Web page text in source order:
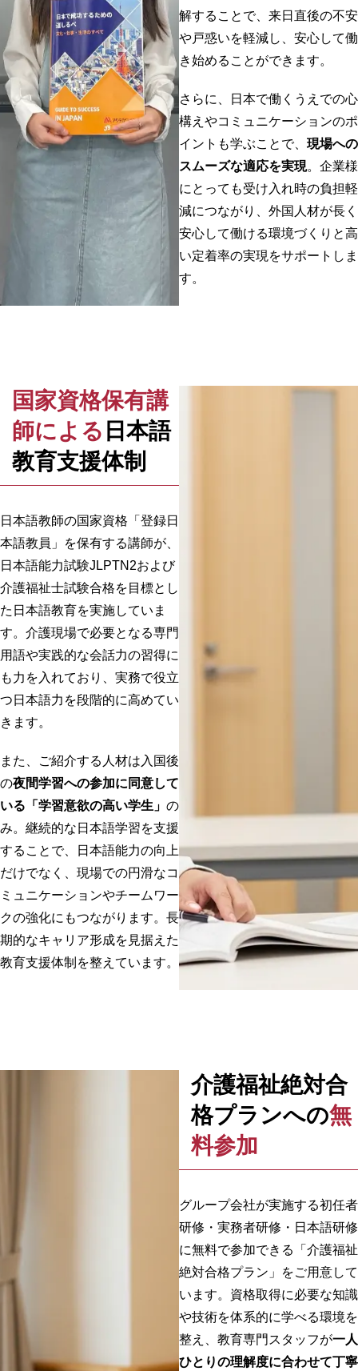
解することで、来日直後の不安
や戸惑いを軽減し、安心して働
き始めることができます。
さらに、日本で働くうえでの心
構えやコミュニケーションのポ
イントも学ぶことで、 現場への
スムーズな適応を実現。企業様
にとっても受け入れ時の負担軽
減につながり、外国人材が長く
安心して働ける環境づくりと高
い定着率の実現をサポートしま
す。
国家資格保有講
師による 日本語
教育支援体制
日本語教師の国家資格「登録日
本語教員」を保有する講師が、
日本語能力試験JLPTN2および
介護福祉士試験合格を目標とし
た日本語教育を実施していま
す。介護現場で必要となる専門
用語や実践的な会話力の習得に
も力を入れており、実務で役立
つ日本語力を段階的に高めてい
きます。
また、ご紹介する人材は入国後
の夜間学習への参加に同意して
いる「学習意欲の高い学生」 の
み。継続的な日本語学習を支援
することで、日本語能力の向上
だけでなく、現場での円滑なコ
ミュニケーションやチームワー
クの強化にもつながります。長
期的なキャリア形成を見据えた
教育支援体制を整えています。
介護福祉絶対合
格プランへの無
料参加
グループ会社が実施する初任者
研修・実務者研修・日本語研修
に無料で参加できる「介護福祉
絶対合格プラン」をご用意して
います。資格取得に必要な知識
や技術を体系的に学べる環境を
整え、教育専門スタッフが一人
ひとりの理解度に合わせて丁寧